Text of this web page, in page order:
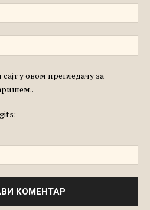
у овом прегледачу за